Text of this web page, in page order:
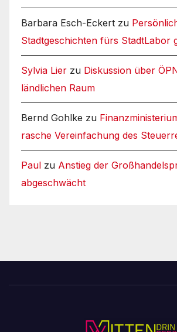
Barbara Esch-Eckert zu
Stadtgeschichten fürs StadtLabor
Sylvia Lier zu Diskussion über
ländlichen Raum
Bernd Gohlke zu
rasche Vereinfachung des
Paul zu Anstieg der
abgeschwächt